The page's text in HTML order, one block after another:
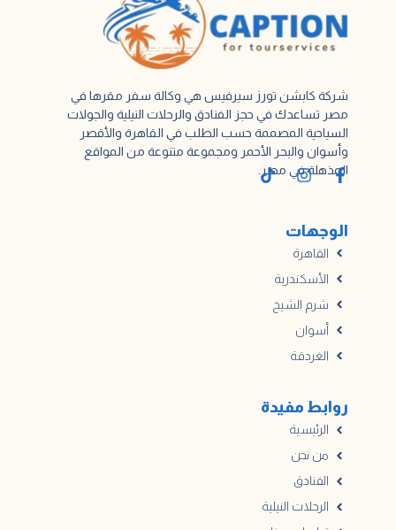
شركة كابشن تورز سيرفيس هي وكالة سفر مقرها في
مصر تساعدك في حجز الفنادق والرحلات النيلية والجولات
السياحية المصممة حسب الطلب في القاهرة والأقصر
وأسوان والبحر الأحمر ومجموعة متنوعة من المواقع
المذهلة في مصر.
روابط مفيدة
الرئيسية
من نحن
الفنادق
الرحلات النيلية
الوجهات
القاهرة
الأسكندرية
شرم الشيخ
أسوان
الغردقة